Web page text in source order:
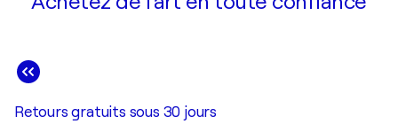
Retours gratuits sous 30 jours